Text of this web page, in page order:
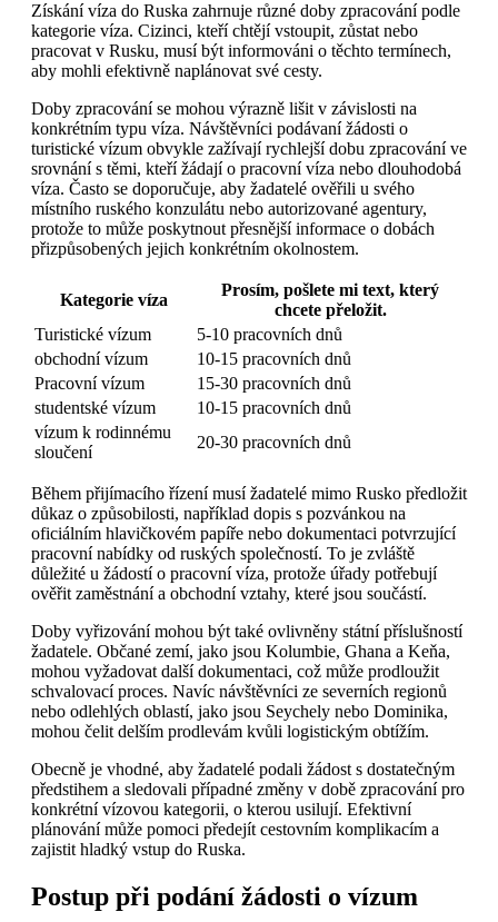
Získání víza do Ruska zahrnuje různé doby zpracování podle
kategorie víza. Cizinci, kteří chtějí vstoupit, zůstat nebo
pracovat v Rusku, musí být informováni o těchto termínech,
aby mohli efektivně naplánovat své cesty.
Doby zpracování se mohou výrazně lišit v závislosti na
konkrétním typu víza. Návštěvníci podávaní žádosti o
turistické vízum obvykle zažívají rychlejší dobu zpracování ve
srovnání s těmi, kteří žádají o pracovní víza nebo dlouhodobá
víza. Často se doporučuje, aby žadatelé ověřili u svého
místního ruského konzulátu nebo autorizované agentury,
protože to může poskytnout přesnější informace o dobách
přizpůsobených jejich konkrétním okolnostem.
Kategorie víza
Prosím, pošlete mi text, který
chcete přeložit.
Turistické vízum
5-10 pracovních dnů
obchodní vízum
10-15 pracovních dnů
Pracovní vízum
15-30 pracovních dnů
studentské vízum
10-15 pracovních dnů
vízum k rodinnému
sloučení
20-30 pracovních dnů
Během přijímacího řízení musí žadatelé mimo Rusko předložit
důkaz o způsobilosti, například dopis s pozvánkou na
oficiálním hlavičkovém papíře nebo dokumentaci potvrzující
pracovní nabídky od ruských společností. To je zvláště
důležité u žádostí o pracovní víza, protože úřady potřebují
ověřit zaměstnání a obchodní vztahy, které jsou součástí.
Doby vyřizování mohou být také ovlivněny státní příslušností
žadatele. Občané zemí, jako jsou Kolumbie, Ghana a Keňa,
mohou vyžadovat další dokumentaci, což může prodloužit
schvalovací proces. Navíc návštěvníci ze severních regionů
nebo odlehlých oblastí, jako jsou Seychely nebo Dominika,
mohou čelit delším prodlevám kvůli logistickým obtížím.
Obecně je vhodné, aby žadatelé podali žádost s dostatečným
předstihem a sledovali případné změny v době zpracování pro
konkrétní vízovou kategorii, o kterou usilují. Efektivní
plánování může pomoci předejít cestovním komplikacím a
zajistit hladký vstup do Ruska.
Postup při podání žádosti o vízum